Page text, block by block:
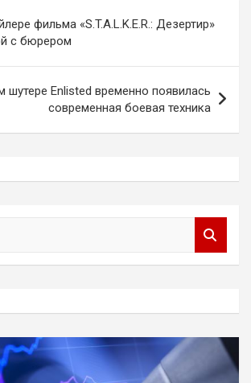
фильма «S.T.A.L.K.E.R.: Дезертир»
с бюрером
шутере Enlisted временно появилась
современная боевая техника